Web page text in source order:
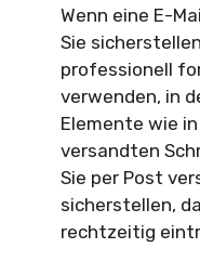
Wenn eine E-
Sie
professionell
verwenden, in
Elemente wie
versandten
Sie per Post
sicherstellen,
rechtzeitig